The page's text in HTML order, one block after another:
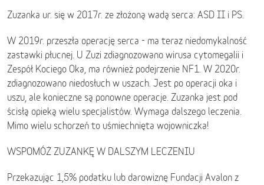
Zuzanka ur. się w 2017r. ze złożoną wadą serca: ASD II i PS.
W 2019r. przeszła operację serca - ma teraz niedomykalność
zastawki płucnej. U Zuzi zdiagnozowano wirusa cytomegalii i
Zespół Kociego Oka, ma również podejrzenie NF1. W 2020r.
zdiagnozowano niedosłuch w uszach. Jest po operacji oka i
uszu, ale konieczne są ponowne operacje. Zuzanka jest pod
ścisłą opieką wielu specjalistów. Wymaga dalszego leczenia.
Mimo wielu schorzeń to uśmiechnięta wojowniczka!
WSPOMÓŻ ZUZANKĘ W DALSZYM LECZENIU
Przekazując 1,5% podatku lub darowiznę Fundacji Avalon z